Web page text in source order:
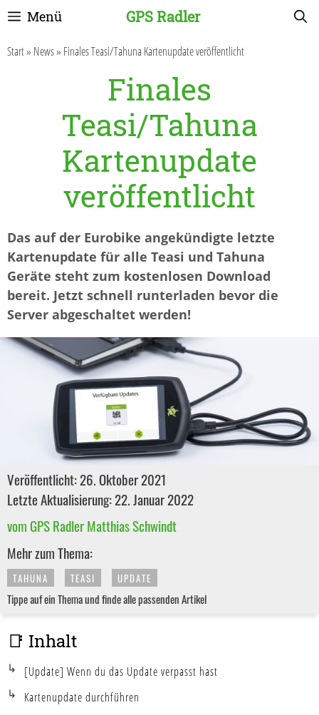
Zum
springen
GPS Radler
Menü
Start» News» Finales Teasi/Tahuna Kartenupdate veröffentlicht
Finales
Teasi/Tahuna
Kartenupdate
veröffentlicht
Das auf der Eurobike angekündigte letzte
Kartenupdate für alle Teasi und Tahuna
Geräte steht zum kostenlosen Download
bereit. Jetzt schnell runterladen bevor die
Server abgeschaltet werden!
Veröffentlicht: 26. Oktober 2021
Letzte Aktualisierung: 22. Januar 2022
vom GPS Radler Matthias Schwindt
Mehr zum Thema:
TAHUNA TEASI UPDATE
Tippe auf ein Thema und finde alle passenden Artikel
📑 Inhalt
[Update] Wenn du das Update verpasst hast
Kartenupdate durchführen